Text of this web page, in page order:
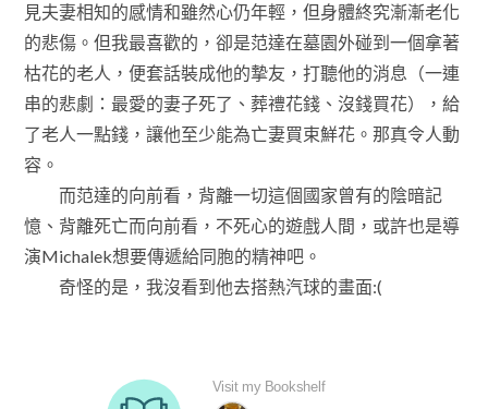
見夫妻相知的感情和雖然心仍年輕，但身體終究漸漸老化
的悲傷。但我最喜歡的，卻是范達在墓園外碰到一個拿著
枯花的老人，便套話裝成他的摯友，打聽他的消息（一連
串的悲劇：最愛的妻子死了、葬禮花錢、沒錢買花），給
了老人一點錢，讓他至少能為亡妻買束鮮花。那真令人動
容。
而范達的向前看，背離一切這個國家曾有的陰暗記
憶、背離死亡而向前看，不死心的遊戲人間，或許也是導
演Michalek想要傳遞給同胞的精神吧。
奇怪的是，我沒看到他去搭熱汽球的畫面:(